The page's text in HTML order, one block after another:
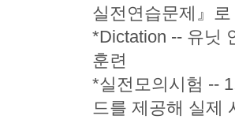
실전연습문제』로
*Dictation -- 유닛
훈련
*실전모의시험 --
드를 제공해 실제